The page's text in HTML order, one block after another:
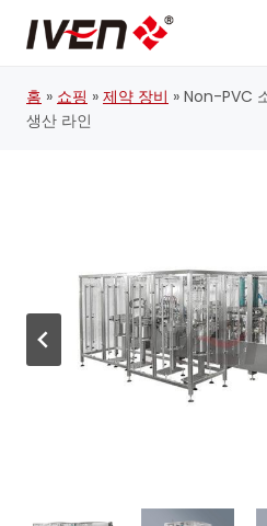
홈 » 쇼핑 » 제약 장비 » Non-PVC
생산 라인